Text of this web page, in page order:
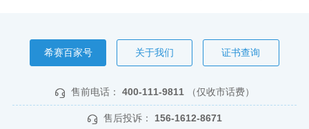
希赛百家号 关于我们 证书查询
售前电话： 400-111-9811 （仅收市话费）
售后投诉： 156-1612-8671